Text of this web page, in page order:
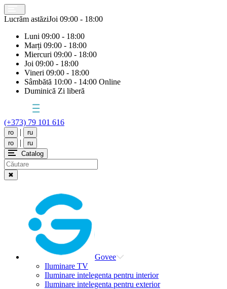
Lucrăm astăziJoi 09:00 - 18:00
Luni 09:00 - 18:00
Marți 09:00 - 18:00
Miercuri 09:00 - 18:00
Joi 09:00 - 18:00
Vineri 09:00 - 18:00
Sâmbătă 10:00 - 14:00 Online
Duminică Zi liberă
(+373) 79 101 616
ro |
ru
ro
|
ru
Catalog
✖
Govee
Iluminare TV
Iluminare intelegenta pentru interior
Iluminare intelegenta pentru exterior